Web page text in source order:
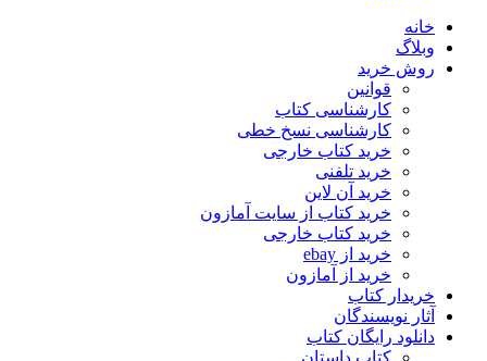
خانه
وبلاگ
روش خرید
قوانین
کارشناسی کتاب
کارشناسی نسخ خطی
خرید کتاب خارجی
خرید تلفنی
خرید آن لاین
خرید کتاب از سایت آمازون
خرید کتاب خارجی
خرید از ebay
خرید از آمازون
خریدار کتاب
آثار نویسندگان
دانلود رایگان کتاب
کتاب داستان